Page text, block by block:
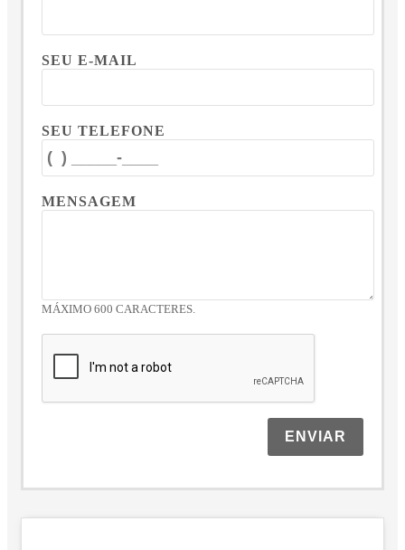
SEU E-MAIL
SEU TELEFONE
MENSAGEM
MÁXIMO 600 CARACTERES.
ENVIAR